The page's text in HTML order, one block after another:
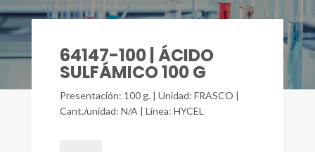
64147-100 | ÁCIDO
SULFÁMICO 100 G
Presentación: 100 g. | Unidad: FRASCO |
Cant./unidad: N/A | Línea: HYCEL